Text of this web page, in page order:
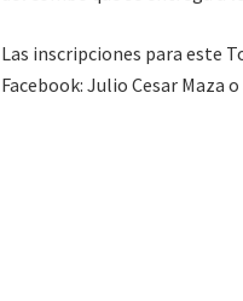
Las inscripciones para este
Facebook: Julio Cesar Maza